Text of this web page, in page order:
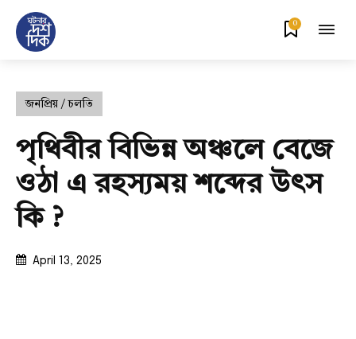
0
জনপ্রিয় / চলতি
পৃথিবীর বিভিন্ন অঞ্চলে বেজে
ওঠা এ রহস্যময় শব্দের উৎস
কি ?
April 13, 2025